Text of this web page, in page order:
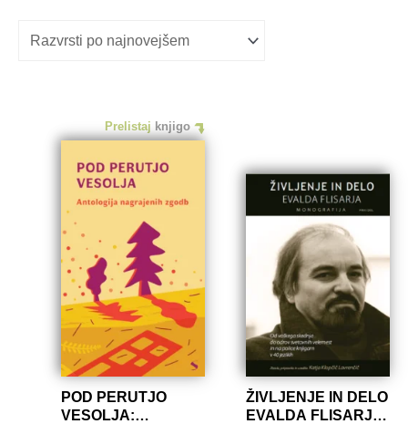
datumu
Prelistaj knjigo
POD PERUTJO
VESOLJA:
ŽIVLJENJE IN DELO
EVALDA FLISARJA,